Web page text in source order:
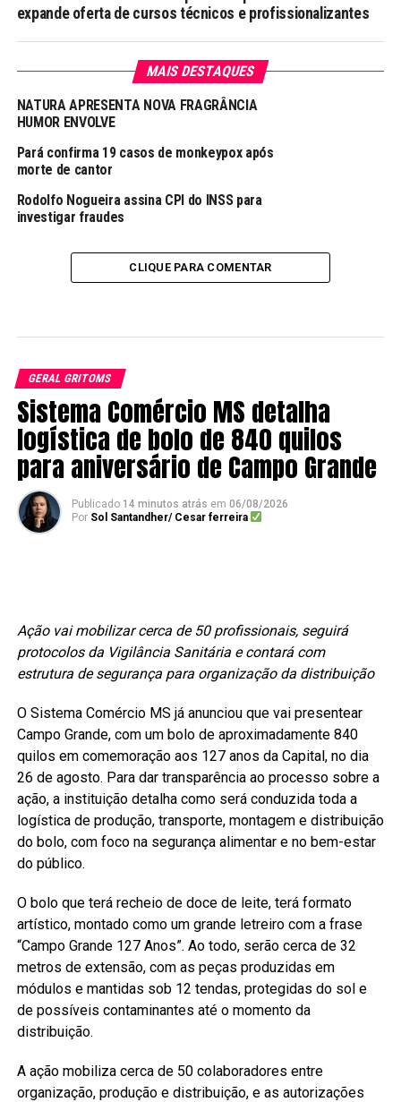
expande oferta de cursos técnicos e profissionalizantes
MAIS DESTAQUES
NATURA APRESENTA NOVA FRAGRÂNCIA
HUMOR ENVOLVE
Pará confirma 19 casos de monkeypox após
morte de cantor
Rodolfo Nogueira assina CPI do INSS para
investigar fraudes
CLIQUE PARA COMENTAR
GERAL GRITOMS
Sistema Comércio MS detalha
logística de bolo de 840 quilos
para aniversário de Campo Grande
Publicado 14 minutos atrás em 06/08/2026
Por Sol Santandher/ Cesar ferreira
Ação vai mobilizar cerca de 50 profissionais, seguirá
protocolos da Vigilância Sanitária e contará com
estrutura de segurança para organização da distribuição
O Sistema Comércio MS já anunciou que vai presentear
Campo Grande, com um bolo de aproximadamente 840
quilos em comemoração aos 127 anos da Capital, no dia
26 de agosto. Para dar transparência ao processo sobre a
ação, a instituição detalha como será conduzida toda a
logística de produção, transporte, montagem e distribuição
do bolo, com foco na segurança alimentar e no bem-estar
do público.
O bolo que terá recheio de doce de leite, terá formato
artístico, montado como um grande letreiro com a frase
“Campo Grande 127 Anos”. Ao todo, serão cerca de 32
metros de extensão, com as peças produzidas em
módulos e mantidas sob 12 tendas, protegidas do sol e
de possíveis contaminantes até o momento da
distribuição.
A ação mobiliza cerca de 50 colaboradores entre
organização, produção e distribuição, e as autorizações